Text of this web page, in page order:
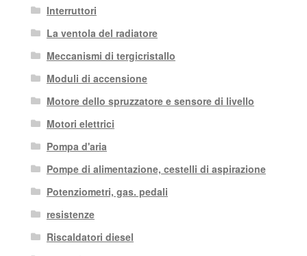
Interruttori
La ventola del radiatore
Meccanismi di tergicristallo
Moduli di accensione
Motore dello spruzzatore e sensore di livello
Motori elettrici
Pompa d'aria
Pompe di alimentazione, cestelli di aspirazione
Potenziometri, gas. pedali
resistenze
Riscaldatori diesel